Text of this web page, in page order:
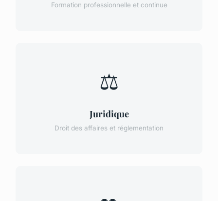
Formation professionnelle et continue
⚖️
Juridique
Droit des affaires et réglementation